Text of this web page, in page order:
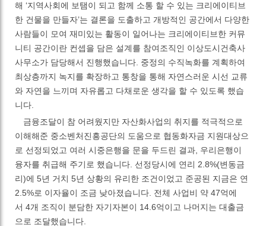
해 ‘지역사회에 보탬이 되고 함께 소통 할 수 있는 크리에이티브
한 건물을 만들자’는 결론을 도출하고 개방적인 공간에서 다양한
사람들이 모여 재미있는 활동이 일어나는 크리에이티브한 커뮤
니티 공간이란 컨셉을 담은 설계를 참여조직인 이상도시건축사
사무소가 담당해서 진행했습니다 중정의 수직녹화를 계획하여
최상층까지 녹지를 확장하고 통창을 통해 자연스러운 시선 교류
와 자연을 느끼며 자유롭고 다채로운 생각을 할 수 있도록 했습
니다
금융조달이 참 어려웠지만 자산화사업의 취지를 적극적으로
이해해준 중소벤처진흥공단의 도움으로 협동화자금 지원대상으
로 선정되었고 여러 시중은행을 문을 두드린 결과 우리은행이
융자를 취급해 주기로 했습니다 선정당시에 연리 2.8%(변동금
리)에 5년 거치 5년 상황의 유리한 조건이었고 준공된 지금은 연
2.5%로 이자율이 조금 낮아졌습니다 전체 사업비 약 47억에
서 4개 조직이 분담한 자기자본이 14.6억이고 나머지는 대출금
으로 조달했습니다